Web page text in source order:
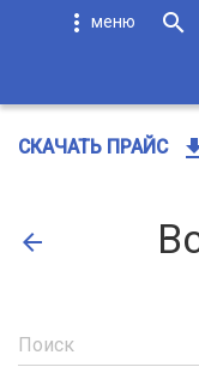
more_vert search
СКАЧАТЬ ПРАЙС
arrow_back